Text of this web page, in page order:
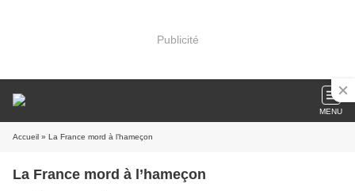
Publicité
MENU
Accueil » La France mord à l’hameçon
La France mord à l’hameçon